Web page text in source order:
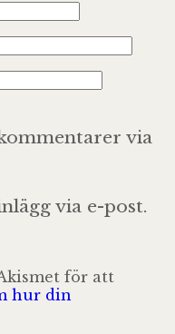
via
via e-post.
för att
hur din